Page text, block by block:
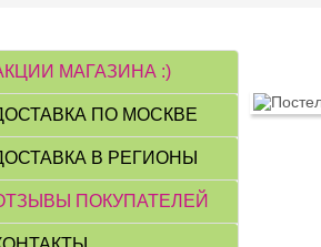
МАГАЗИНА :)
ПО МОСКВЕ
В РЕГИОНЫ
ПОКУПАТЕЛЕЙ